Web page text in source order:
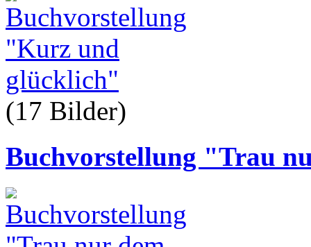
(17 Bilder)
Buchvorstellung "Trau